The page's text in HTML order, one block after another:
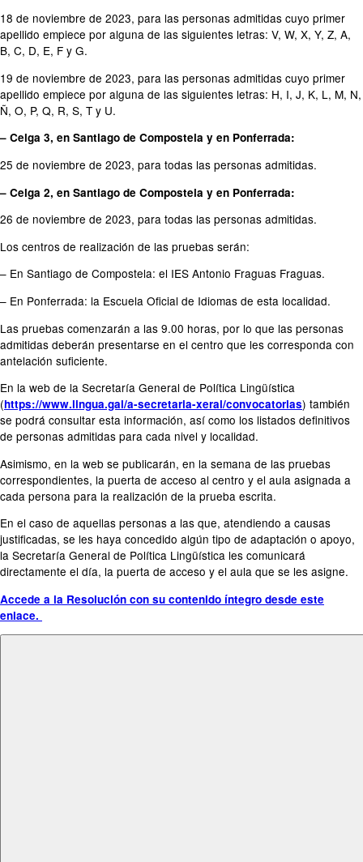
18 de noviembre de 2023, para las personas admitidas cuyo primer
apellido empiece por alguna de las siguientes letras: V, W, X, Y, Z, A,
B, C, D, E, F y G.
19 de noviembre de 2023, para las personas admitidas cuyo primer
apellido empiece por alguna de las siguientes letras: H, I, J, K, L, M, N,
Ñ, O, P, Q, R, S, T y U.
– Celga 3, en Santiago de Compostela y en Ponferrada:
25 de noviembre de 2023, para todas las personas admitidas.
– Celga 2, en Santiago de Compostela y en Ponferrada:
26 de noviembre de 2023, para todas las personas admitidas.
Los centros de realización de las pruebas serán:
– En Santiago de Compostela: el IES Antonio Fraguas Fraguas.
– En Ponferrada: la Escuela Oficial de Idiomas de esta localidad.
Las pruebas comenzarán a las 9.00 horas, por lo que las personas
admitidas deberán presentarse en el centro que les corresponda con
antelación suficiente.
En la web de la Secretaría General de Política Lingüística
(https://www.lingua.gal/a-secretaria-xeral/convocatorias) también
se podrá consultar esta información, así como los listados definitivos
de personas admitidas para cada nivel y localidad.
Asimismo, en la web se publicarán, en la semana de las pruebas
correspondientes, la puerta de acceso al centro y el aula asignada a
cada persona para la realización de la prueba escrita.
En el caso de aquellas personas a las que, atendiendo a causas
justificadas, se les haya concedido algún tipo de adaptación o apoyo,
la Secretaría General de Política Lingüística les comunicará
directamente el día, la puerta de acceso y el aula que se les asigne.
Accede a la Resolución con su contenido íntegro desde este
enlace.